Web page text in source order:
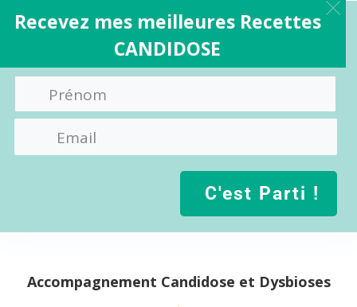
contenuAccompagnement Candidose et Dysbioses
Recevez mes meilleures Recettes
CANDIDOSE
C'est Parti !